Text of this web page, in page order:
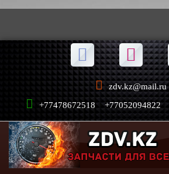
zdv.kz@mail.ru
+77478672518 +77052094822